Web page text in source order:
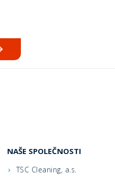
NAŠE SPOLEČNOSTI
TSC Cleaning, a.s.